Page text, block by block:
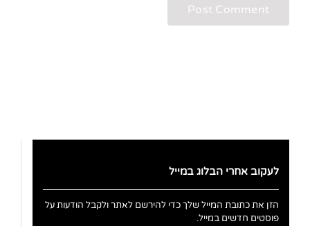
לעקוב אחרי הבלוג במייל
הזן את כתובת המייל שלך כדי להירשם לאתר ולקבל הודעות על
פוסטים חדשים במייל.